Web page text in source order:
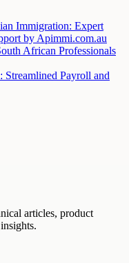
Immigration: Expert
by Apimmi.com.au
African Professionals
Payroll and
articles, product